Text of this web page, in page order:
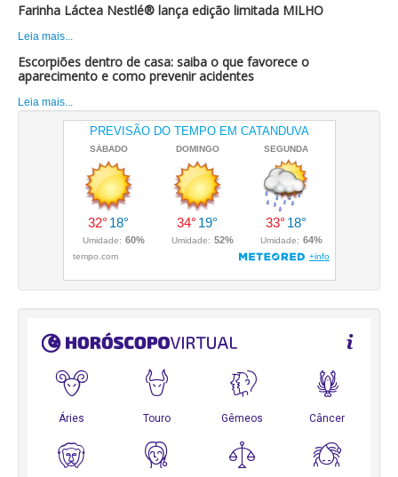
Farinha Láctea Nestlé® lança edição limitada MILHO
Leia mais...
Escorpiões dentro de casa: saiba o que favorece o
aparecimento e como prevenir acidentes
Leia mais...